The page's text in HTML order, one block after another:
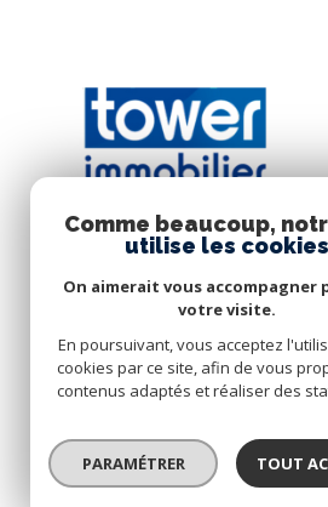
Comme beaucoup,
utilise les cookies
On aimerait vous accompagner
votre visite.
En poursuivant, vous acceptez
cookies par ce site, afin de vous
contenus adaptés et réaliser des
PARAMÉTRER TOUT